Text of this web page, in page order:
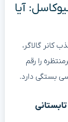
آیا
کانر گالاگر،
را رقم
بستگی دارد.